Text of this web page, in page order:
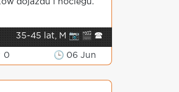
dojazdu i noclegu.
35-45 lat, M 📷 🎬 🕿
0 🕒 06 Jun